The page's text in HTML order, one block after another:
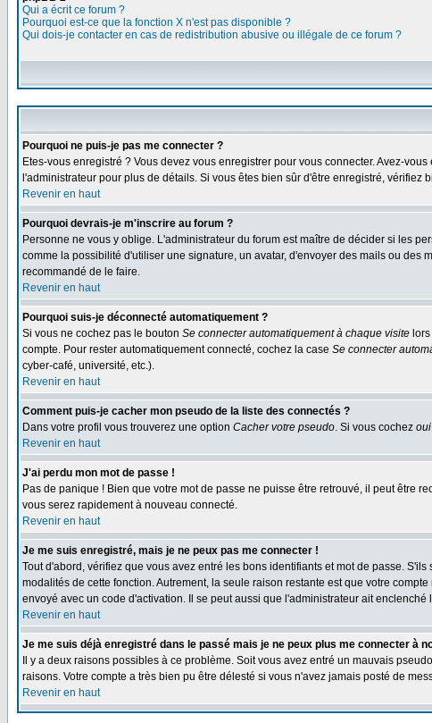
Qui a écrit ce forum ?
Pourquoi est-ce que la fonction X n'est pas disponible ?
Qui dois-je contacter en cas de redistribution abusive ou illégale de ce forum ?
Pourquoi ne puis-je pas me connecter ?
Etes-vous enregistré ? Vous devez vous enregistrer pour vous connecter. Avez-
l'administrateur pour plus de détails. Si vous êtes bien sûr d'être enregistré,
Revenir en haut
Pourquoi devrais-je m'inscrire au forum ?
Personne ne vous y oblige. L'administrateur du forum est maître de décider si les
comme la possibilité d'utiliser une signature, un avatar, d'envoyer des mails ou
recommandé de le faire.
Revenir en haut
Pourquoi suis-je déconnecté automatiquement ?
Si vous ne cochez pas le bouton Se connecter automatiquement à chaque visite
compte. Pour rester automatiquement connecté, cochez la case Se connecter
cyber-café, université, etc.).
Revenir en haut
Comment puis-je cacher mon pseudo de la liste des connectés ?
Dans votre profil vous trouverez une option Cacher votre pseudo. Si vous cochez oui
Revenir en haut
J'ai perdu mon mot de passe !
Pas de panique ! Bien que votre mot de passe ne puisse être retrouvé, il peut être
vous serez rapidement à nouveau connecté.
Revenir en haut
Je me suis enregistré, mais je ne peux pas me connecter !
Tout d'abord, vérifiez que vous avez entré les bons identifiants et mot de passe.
modalités de cette fonction. Autrement, la seule raison restante est que votre
envoyé avec un code d'activation. Il se peut aussi que l'administrateur ait
Revenir en haut
Je me suis déjà enregistré dans le passé mais je ne peux plus me connecter à
Il y a deux raisons possibles à ce problème. Soit vous avez entré un mauvais
raisons. Votre compte a très bien pu être délesté si vous n'avez jamais posté de
Revenir en haut